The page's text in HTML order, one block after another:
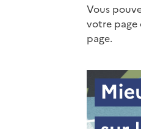
Vous
votre page
page.